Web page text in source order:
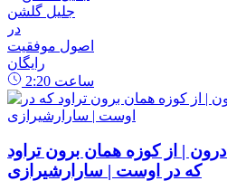
جلیل گلشن
در
اصول موفقیت
رایگان
2:20 ساعت
درون | از کوزه همان برون تراود
که در اوست | سارارشیرازی